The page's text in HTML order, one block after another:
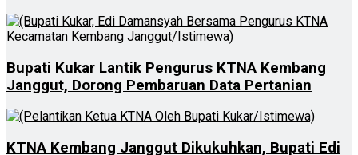
Bupati Kukar Lantik Pengurus KTNA Kembang
Janggut, Dorong Pembaruan Data Pertanian
KTNA Kembang Janggut Dikukuhkan, Bupati Edi